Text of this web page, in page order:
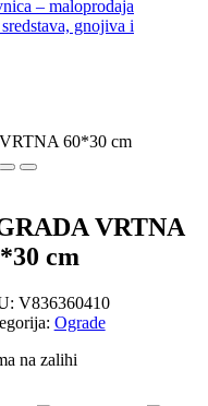
– maloprodaja
gnojiva i
60*30 cm
VRTNA
cm
V836360410
Ograde
na zalihi